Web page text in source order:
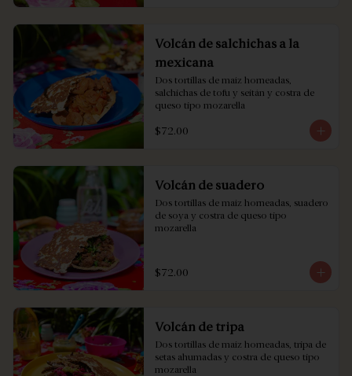
Volcán de salchichas a la
mexicana
Dos tortillas de maíz horneadas,
salchichas de tofu y seitán y costra de
queso tipo mozarella
$72.00
Volcán de suadero
Dos tortillas de maíz horneadas, suadero
de soya y costra de queso tipo
mozarella
$72.00
Volcán de tripa
Dos tortillas de maíz horneadas, tripa de
setas ahumadas y costra de queso tipo
mozarella